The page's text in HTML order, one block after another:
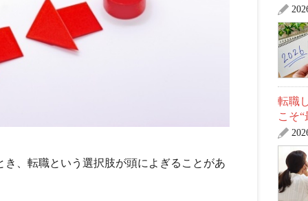
、転職という選択肢が頭によぎることがあ
転職
こそ